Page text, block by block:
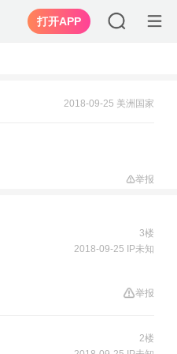
打开APP
2018-09-25 美洲国家
举报
3楼
2018-09-25 IP未知
举报
2楼